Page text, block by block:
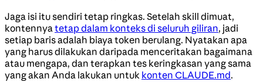
Jaga isi itu sendiri tetap ringkas. Setelah skill dimuat,
kontennyatetap dalam konteks di seluruh giliran, jadi
setiap baris adalah biaya token berulang. Nyatakan apa
yang harus dilakukan daripada menceritakan bagaimana
atau mengapa, dan terapkan tes keringkasan yang sama
yang akan Anda lakukan untuk konten CLAUDE.md.